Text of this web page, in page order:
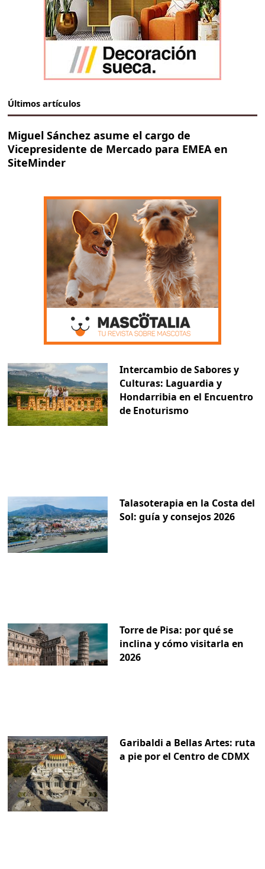
Últimos artículos
Miguel Sánchez asume el cargo de
Vicepresidente de Mercado para EMEA en
SiteMinder
Intercambio de Sabores y
Culturas: Laguardia y
Hondarribia en el Encuentro
de Enoturismo
Talasoterapia en la Costa del
Sol: guía y consejos 2026
Torre de Pisa: por qué se
inclina y cómo visitarla en
2026
Garibaldi a Bellas Artes: ruta
a pie por el Centro de CDMX